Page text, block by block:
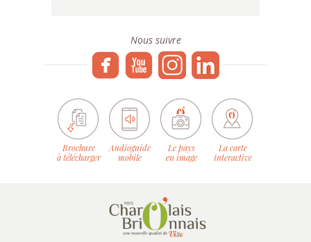
Nous suivre
Brochure
à télécharger
Audioguide
mobile
Le pays
en image
La carte
interactive